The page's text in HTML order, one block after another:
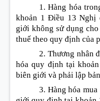
1. Hàng hóa
khoản 1 Điều 13 Nghị
giới không sử dụng
thuế theo quy định của
2. Thương nhân
hóa quy định tại
biên giới và phải lập
3. Hàng hóa